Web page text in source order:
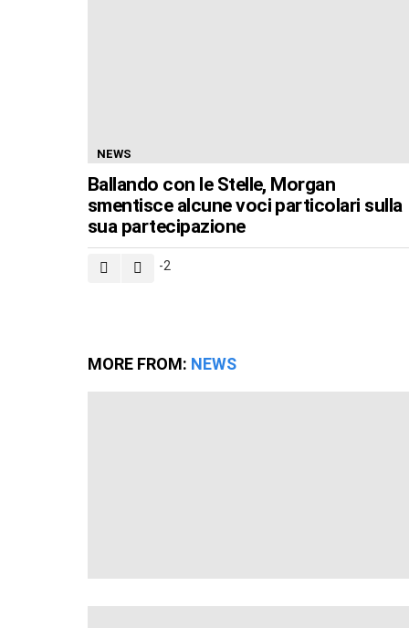
NEWS
Ballando con le Stelle, Morgan
smentisce alcune voci particolari sulla
sua partecipazione
-2
MORE FROM: NEWS